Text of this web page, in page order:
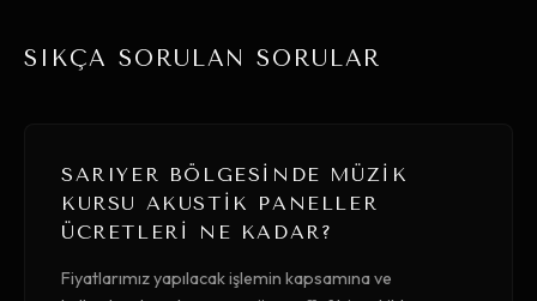
SIKÇA SORULAN SORULAR
SARIYER BÖLGESINDE MÜZIK
KURSU AKUSTIK PANELLER
ÜCRETLERI NE KADAR?
Fiyatlarımız yapılacak işlemin kapsamına ve